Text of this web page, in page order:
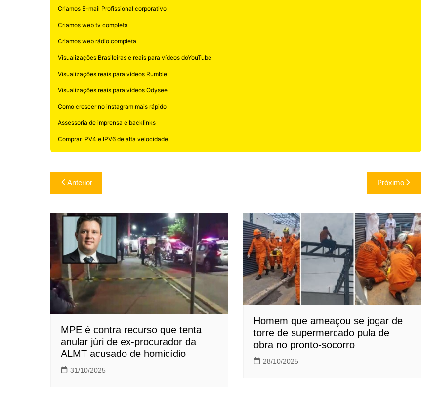
Criamos E-mail Profissional corporativo
Criamos web tv completa
Criamos web rádio completa
Visualizações Brasileiras e reais para vídeos doYouTube
Visualizações reais para vídeos Rumble
Visualizações reais para vídeos Odysee
Como crescer no instagram mais rápido
Assessoria de imprensa e backlinks
Comprar IPV4 e IPV6 de alta velocidade
Navegação
de
Post
Anterior Próximo
MPE é contra recurso que tenta
anular júri de ex-procurador da
ALMT acusado de homicídio
31/10/2025
Homem que ameaçou se jogar de
torre de supermercado pula de
obra no pronto-socorro
28/10/2025